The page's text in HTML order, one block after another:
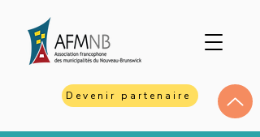
Devenir partenaire